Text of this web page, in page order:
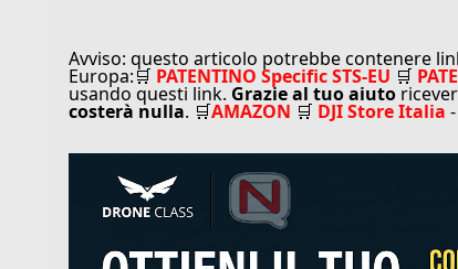
Avviso: questo articolo potrebbe contenere
Europa:🛒 PATENTINO Specific STS-EU 🛒
usando questi link. Grazie al tuo aiuto
costerà nulla. 🛒AMAZON 🛒 DJI Store Italia